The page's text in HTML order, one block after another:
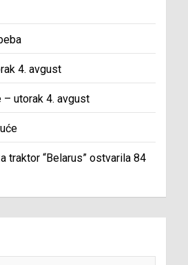
4. avgust
– utorak 4. avgust
traktor “Belarus” ostvarila 84